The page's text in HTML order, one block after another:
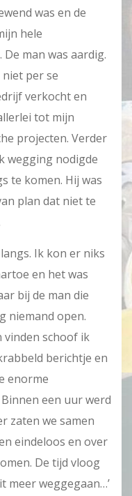
was en de
hele
man was aardig.
niet per se
verkocht en
tot mijn
projecten. Verder
wegging nodigde
te komen. Hij was
plan dat niet te
Ik kon er niks
en het was
bij de man die
niemand open.
vinden schoof ik
berichtje en
enorme
een uur werd
zaten we samen
eindeloos en over
De tijd vloog
meer weggegaan…’